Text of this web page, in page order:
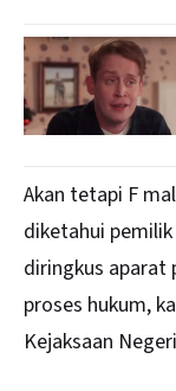
Akan tetapi F
diketahui
diringkus aparat
proses hukum,
Kejaksaan